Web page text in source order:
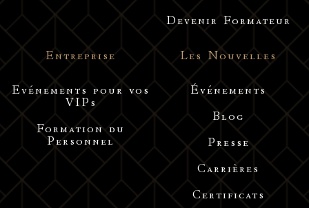
Devenir Formateur
Entreprise
Evénements pour vos
VIPs
Formation du
Personnel
Les Nouvelles
Événements
Blog
Presse
Carrières
Certificats